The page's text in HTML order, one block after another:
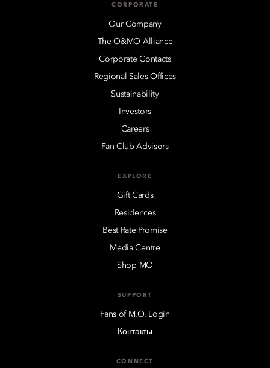
CORPORATE
Our Company
The O&MO Alliance
Corporate Contacts
Regional Sales Offices
Sustainability
Investors
Careers
Fan Club Advisors
EXPLORE
Gift Cards
Residences
Best Rate Promise
Media Centre
Shop MO
SUPPORT
Fans of M.O. Login
Контакты
CONNECT